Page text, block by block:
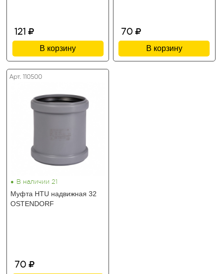
121
В корзину
70
В корзину
Арт. 110500
• В наличии 21
Муфта HTU надвижная 32
OSTENDORF
70